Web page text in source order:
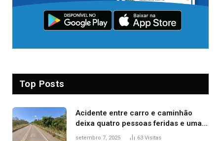
Top Posts
Acidente entre carro e caminhão
deixa quatro pessoas feridas e uma
mulher morta na TO-070
setembro 7, 2025 63 Visitas